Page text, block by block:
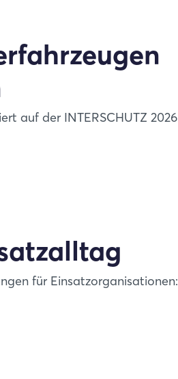
auf der INTERSCHUTZ 2026
für Einsatzorganisationen: